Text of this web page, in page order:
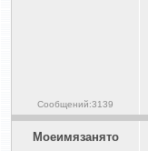
Сообщений:3139
Моеимязанято